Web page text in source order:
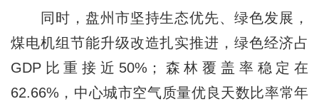
同时，盘州市坚持生态优先、绿色发展，
煤电机组节能升级改造扎实推进，绿色经济占
GDP比重接近50%；森林覆盖率稳定在
62.66%，中心城市空气质量优良天数比率常年